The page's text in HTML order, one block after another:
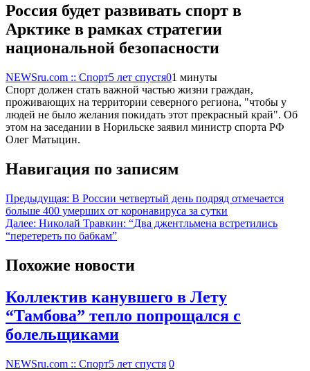
Россия будет развивать спорт в
Арктике в рамках стратегии
национальной безопасности
NEWSru.com :: Спорт5 лет спустя01 минуты
Спорт должен стать важной частью жизни граждан,
проживающих на территории северного региона, "чтобы у
людей не было желания покидать этот прекрасный край". Об
этом на заседании в Норильске заявил министр спорта РФ
Олег Матыцин.
Навигация по записям
Предыдущая: В России четвертый день подряд отмечается
больше 400 умерших от коронавируса за сутки
Далее: Николай Травкин: “Два джентльмена встретились
“перетереть по бабкам”
Похожие новости
Коллектив канувшего в Лету
“Тамбова” тепло попрощался с
болельщиками
NEWSru.com :: Спорт5 лет спустя 0